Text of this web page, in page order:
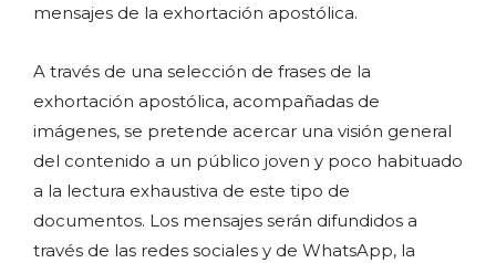
mensajes de la exhortación apostólica.
A través de una selección de frases de la
exhortación apostólica, acompañadas de
imágenes, se pretende acercar una visión general
del contenido a un público joven y poco habituado
a la lectura exhaustiva de este tipo de
documentos. Los mensajes serán difundidos a
través de las redes sociales y de WhatsApp, la